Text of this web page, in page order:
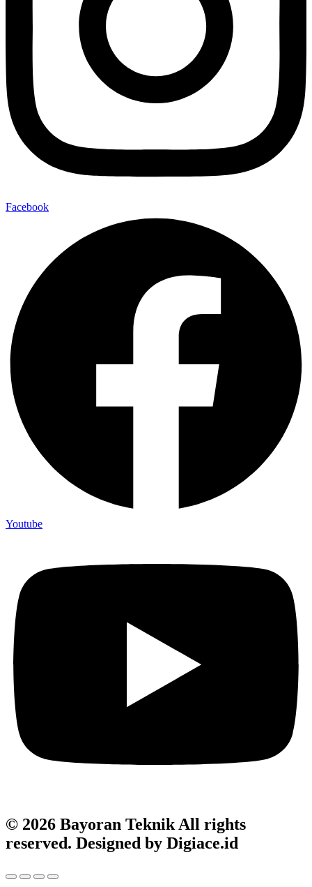
Facebook
Youtube
© 2026 Bayoran Teknik All rights
reserved. Designed by Digiace.id